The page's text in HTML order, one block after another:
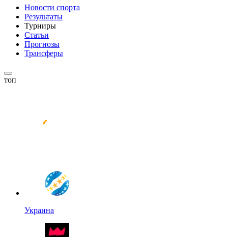
Новости спорта
Результаты
Турниры
Статьи
Прогнозы
Трансферы
топ
Украина